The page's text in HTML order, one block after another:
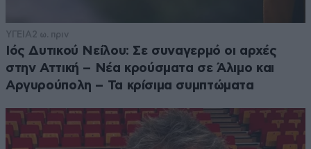
ΥΓΕΙΑ 2 ω. πριν
Ιός Δυτικού Νείλου: Σε συναγερμό οι αρχές
στην Αττική – Νέα κρούσματα σε Άλιμο και
Αργυρούπολη – Τα κρίσιμα συμπτώματα